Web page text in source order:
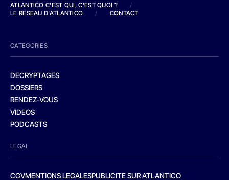
ATLANTICO C'EST QUI, C'EST QUOI ?
/
LE RESEAU D'ATLANTICO
/ CONTACT
CATEGORIES
DECRYPTAGES
DOSSIERS
RENDEZ-VOUS
VIDEOS
PODCASTS
LEGAL
CGVMENTIONS LEGALESPUBLICITE SUR ATLANTICO